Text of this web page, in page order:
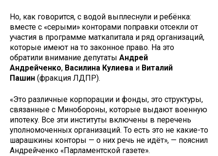
Но, как говорится, с водой выплеснули и ребёнка:
вместе с «серыми» конторами поправки отсекли от
участия в программе маткапитала и ряд организаций,
которые имеют на то законное право. На это
обратили внимание депутаты Андрей
Андрейченко, Василина Кулиева и Виталий
Пашин (фракция ЛДПР).
«Это различные корпорации и фонды, это структуры,
связанные с Минобороны, которые выдают военную
ипотеку. Все эти институты включены в перечень
уполномоченных организаций. То есть это не какие-то
шарашкины конторы — о них речь не идёт», — пояснил
Андрейченко «Парламентской газете».